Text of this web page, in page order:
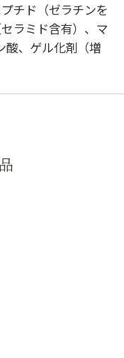
チド（ゼラチンを
ラミド含有）、マ
酸、ゲル化剤（増